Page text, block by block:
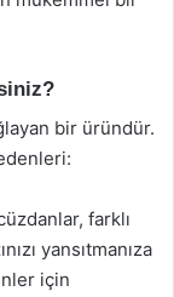
bir üründür.
farklı
yansıtmanıza
için